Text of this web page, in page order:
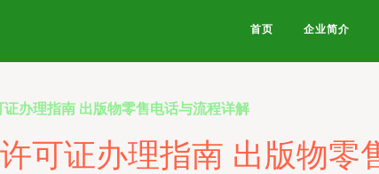
首页 企业简介
办理指南 出版物零售电话与流程详解
可证办理指南 出版物零